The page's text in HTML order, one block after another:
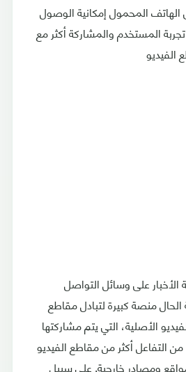
المحمول إمكانية الوصول
تجربة المستخدم والمشاركة أكثر مع
على وسائل التواصل
منصة كبيرة لتبادل مقاطع
الأصلية، التي يتم مشاركتها
من التفاعل أكثر من مقاطع الفيديو
ومصادر خارجية. على سبيل